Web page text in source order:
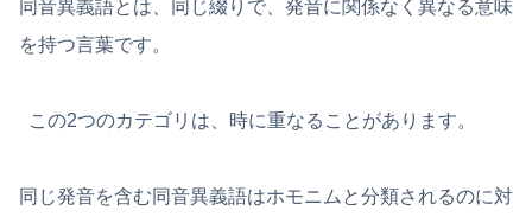
同音異義語とは、同じ綴りで、発音に関係なく異なる意味
を持つ言葉です。
この2つのカテゴリは、時に重なることがあります。
同じ発音を含む同音異義語はホモニムと分類されるのに対